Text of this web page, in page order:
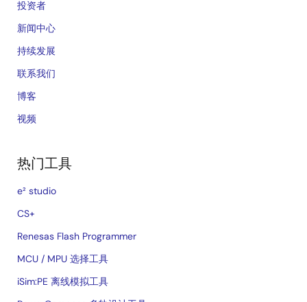
投资者
新闻中心
持续发展
联系我们
博客
视频
热门工具
e² studio
CS+
Renesas Flash Programmer
MCU / MPU 选择工具
iSim:PE 离线模拟工具